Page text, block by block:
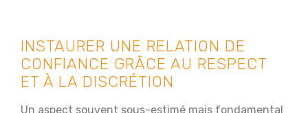
INSTAURER UNE RELATION DE
CONFIANCE GRÂCE AU RESPECT
ET À LA DISCRÉTION
Un aspect souvent sous-estimé mais fondamental